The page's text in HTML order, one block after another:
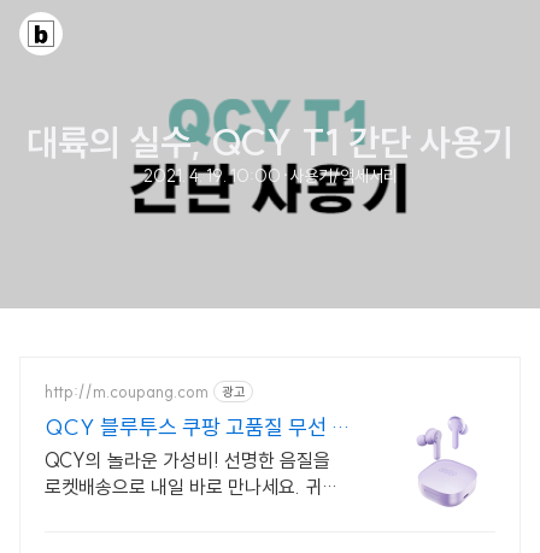
대륙의 실수, QCY T1 간단 사용기
2021. 4. 19. 10:00 ·사용기/액세서리
http://m.coupang.com 광고
QCY 블루투스 쿠팡 고품질 무선 이
어폰
QCY의 놀라운 가성비! 선명한 음질을
로켓배송으로 내일 바로 만나세요. 귀에